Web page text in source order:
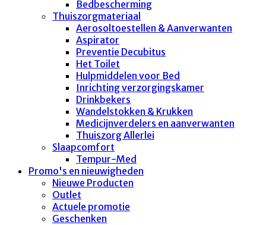
Bedbescherming
Thuiszorgmateriaal
Aerosoltoestellen & Aanverwanten
Aspirator
Preventie Decubitus
Het Toilet
Hulpmiddelen voor Bed
Inrichting verzorgingskamer
Drinkbekers
Wandelstokken & Krukken
Medicijnverdelers en aanverwanten
Thuiszorg Allerlei
Slaapcomfort
Tempur-Med
Promo's en nieuwigheden
Nieuwe Producten
Outlet
Actuele promotie
Geschenken